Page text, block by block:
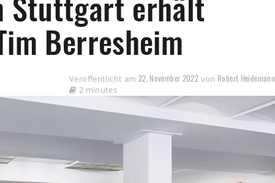
Berresheim
Veröffentlicht am 22. November 2022 von Robert Heidemann
2 minutes